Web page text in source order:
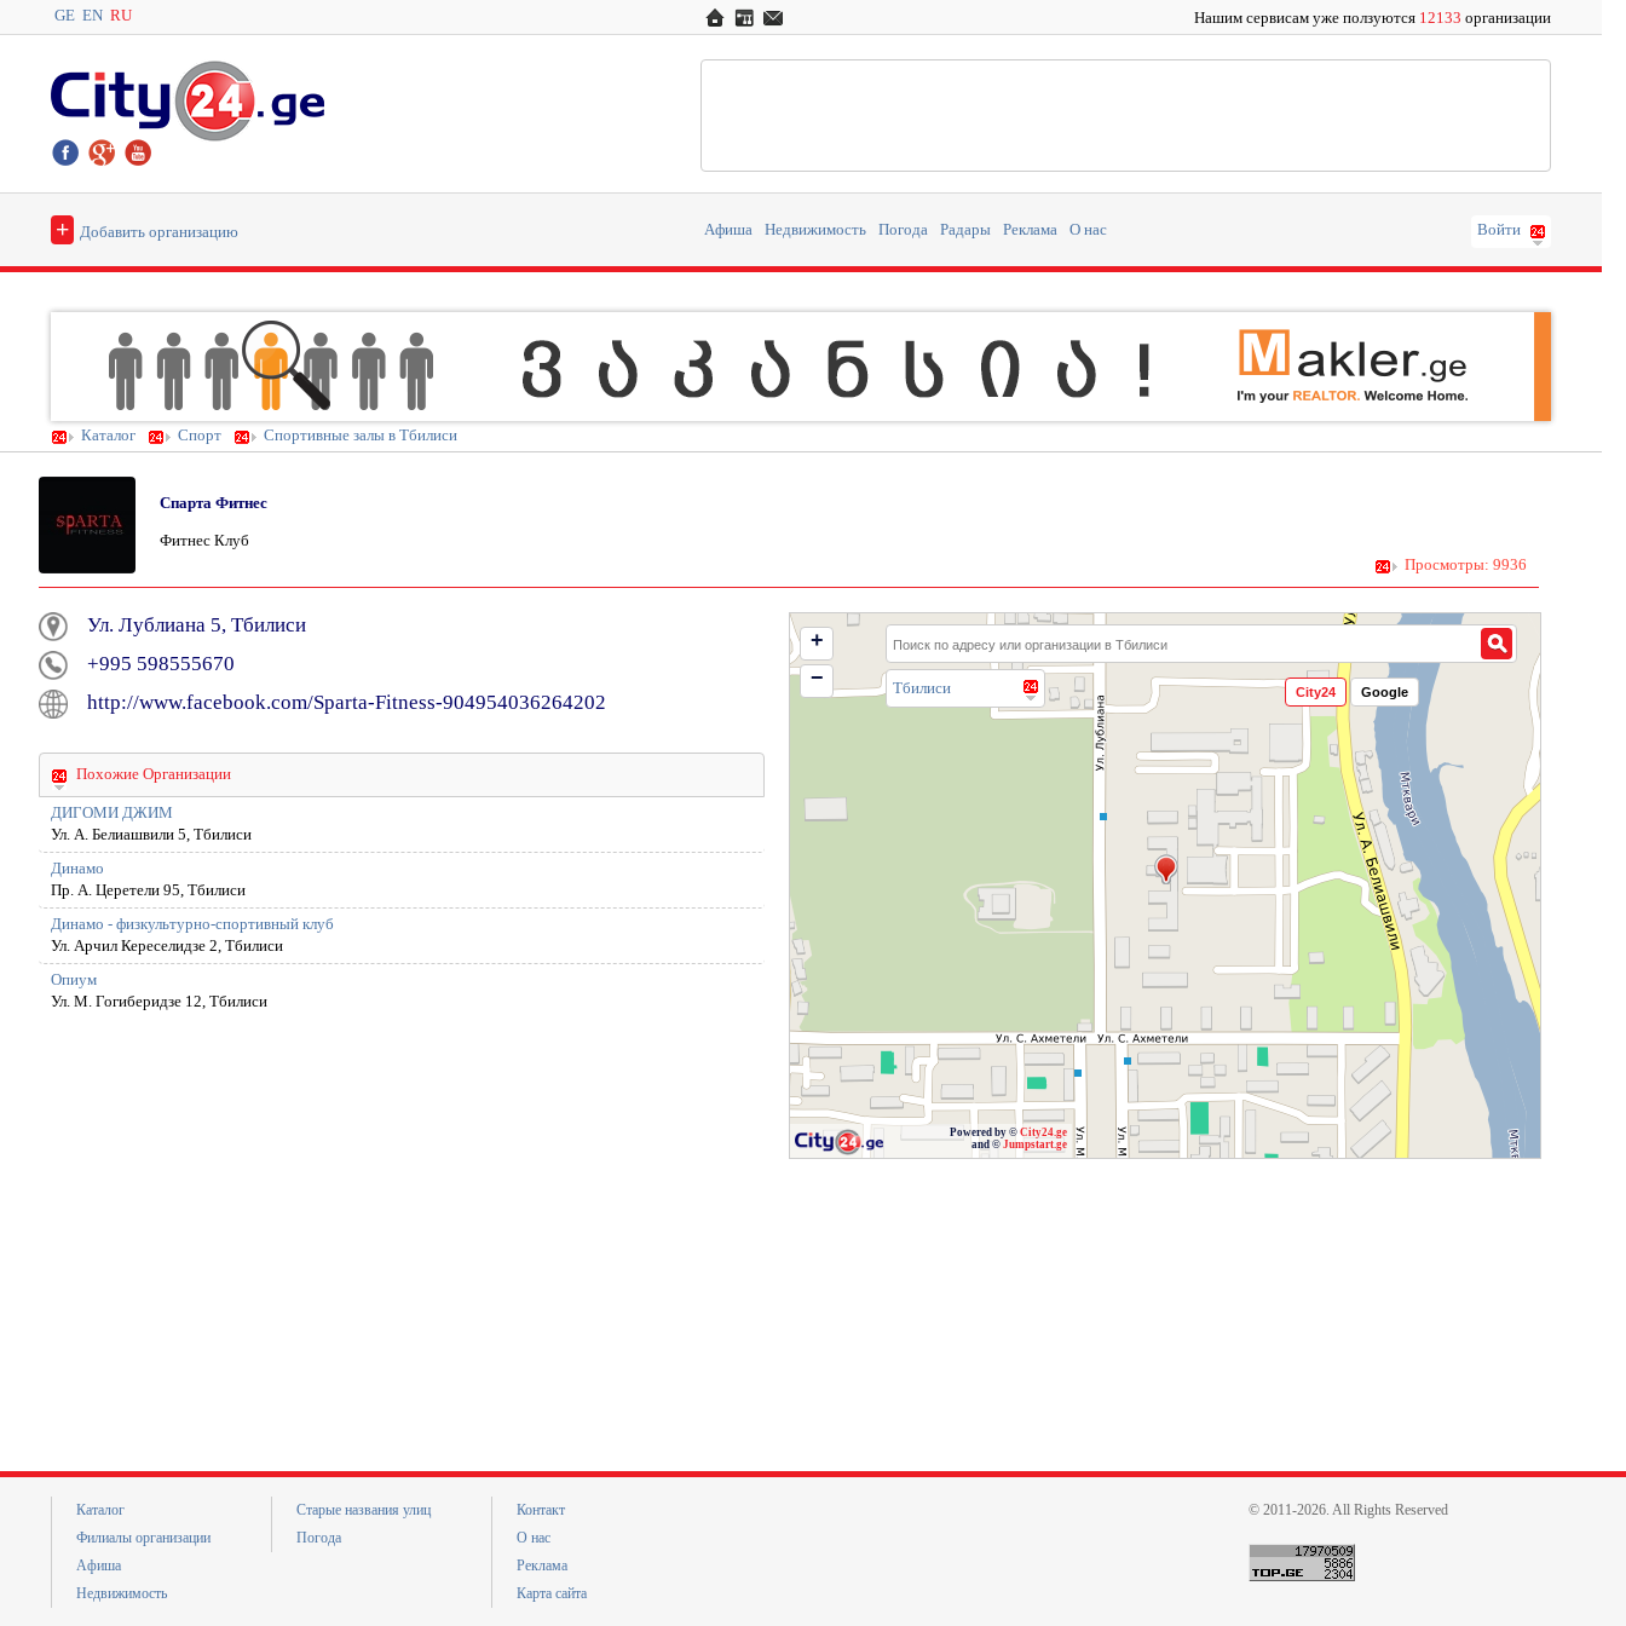
GE EN RU Нашим сервисам уже ползуются 12133 организации
+ Добавить организацию Афиша Недвижимость Погода Радары Реклама О нас Войти
Каталог Спорт Спортивные залы в Тбилиси
Спарта Фитнес
Фитнес Клуб
Просмотры: 9936
Ул. Лублиана 5, Тбилиси
+995 598555670
http://www.facebook.com/Sparta-Fitness-904954036264202
Похожие Организации
ДИГОМИ ДЖИМ
Ул. А. Белиашвили 5, Тбилиси
Динамо
Пр. А. Церетели 95, Тбилиси
Динамо - физкультурно-спортивный клуб
Ул. Арчил Кереселидзе 2, Тбилиси
Опиум
Ул. М. Гогиберидзе 12, Тбилиси
Тбилиси
Powered by © City24.ge
and © Jumpstart.ge
+
−
City24 Google
Каталог
Филиалы организации
Афиша
Недвижимость
Старые названия улиц
Погода
Контакт
О нас
Реклама
Карта сайта
© 2011-2026. All Rights Reserved